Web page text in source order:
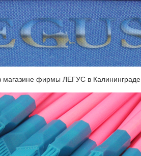
магазине фирмы ЛЕГУС в Калининграде